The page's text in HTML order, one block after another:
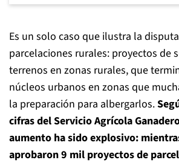
Es un solo caso que ilustra la
parcelaciones rurales: proyectos de
terrenos en zonas rurales, que
núcleos urbanos en zonas que
la preparación para albergarlos.
cifras del Servicio Agrícola
aumento ha sido explosivo:
aprobaron 9 mil proyectos de